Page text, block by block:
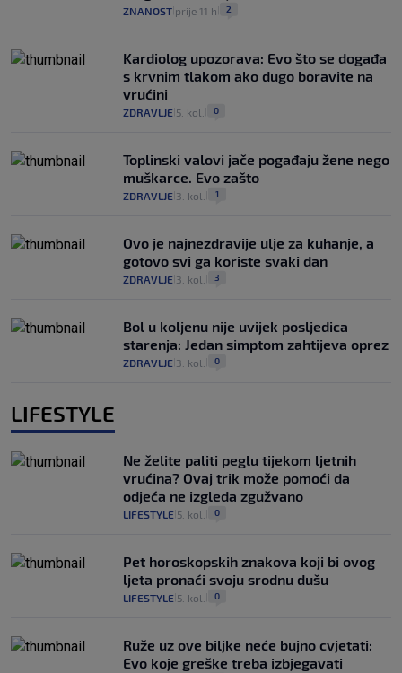
ZNANOST prije 11 h 2
Kardiolog upozorava: Evo što se događa
s krvnim tlakom ako dugo boravite na
vrućini
ZDRAVLJE 5. kol. 0
Toplinski valovi jače pogađaju žene nego
muškarce. Evo zašto
ZDRAVLJE 3. kol. 1
Ovo je najnezdravije ulje za kuhanje, a
gotovo svi ga koriste svaki dan
ZDRAVLJE 3. kol. 3
Bol u koljenu nije uvijek posljedica
starenja: Jedan simptom zahtijeva oprez
ZDRAVLJE 3. kol. 0
LIFESTYLE
Ne želite paliti peglu tijekom ljetnih
vrućina? Ovaj trik može pomoći da
odjeća ne izgleda zgužvano
LIFESTYLE 5. kol. 0
Pet horoskopskih znakova koji bi ovog
ljeta pronaći svoju srodnu dušu
LIFESTYLE 5. kol. 0
Ruže uz ove biljke neće bujno cvjetati:
Evo koje greške treba izbjegavati